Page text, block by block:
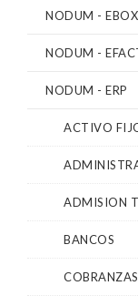
NODUM - EBOX
NODUM -
NODUM - ERP
ACTIVO
ADMISION
BANCOS
COBRANZAS